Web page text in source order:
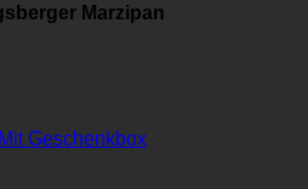
Marzipan
Mit Geschenkbox